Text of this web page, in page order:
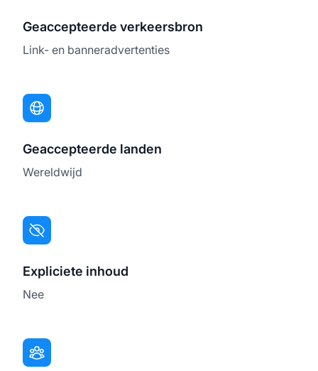
Geaccepteerde verkeersbron
Link- en banneradvertenties
Geaccepteerde landen
Wereldwijd
Expliciete inhoud
Nee